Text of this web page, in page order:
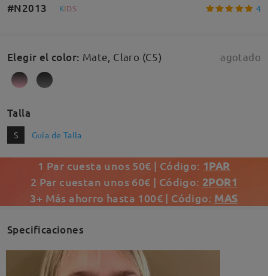
#N2013 KIDS 4
Elegir el color: Mate, Claro (C5) agotado
Talla
S Guía de Talla
1 Par cuesta unos 50€ | Código: 1PAR
2 Par cuestan unos 60€ | Código: 2POR1
3+ Más ahorro hasta 100€ | Código: MAS
Specificaciones